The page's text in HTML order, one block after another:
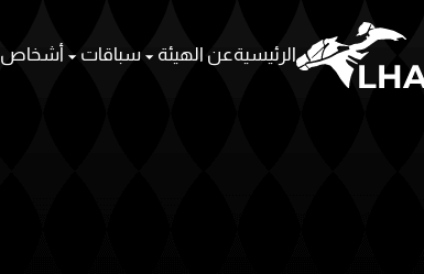
الرئيسيةعن الهيئة سباقات أشخاص